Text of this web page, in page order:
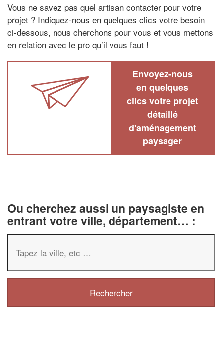
Vous ne savez pas quel artisan contacter pour votre
projet ? Indiquez-nous en quelques clics votre besoin
ci-dessous, nous cherchons pour vous et vous mettons
en relation avec le pro qu’il vous faut !
Envoyez-nous
en quelques
clics votre projet
détaillé
d'aménagement
paysager
Ou cherchez aussi un paysagiste en
entrant votre ville, département… :